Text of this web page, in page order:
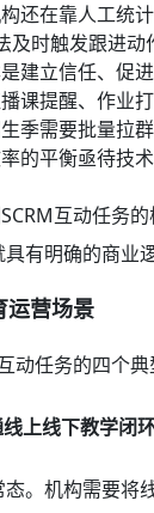
还在靠人工统
时触发跟进动
建立信任、促
课提醒、作业
季需要批量拉
的平衡亟待技术
互动任务
有明确的商业逻
运营场景
动任务的四个
上线下教学闭
。机构需要将